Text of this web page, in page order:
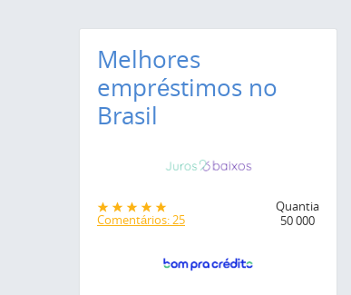
Melhores
empréstimos no
Brasil
Comentários: 25
Quantia
50 000